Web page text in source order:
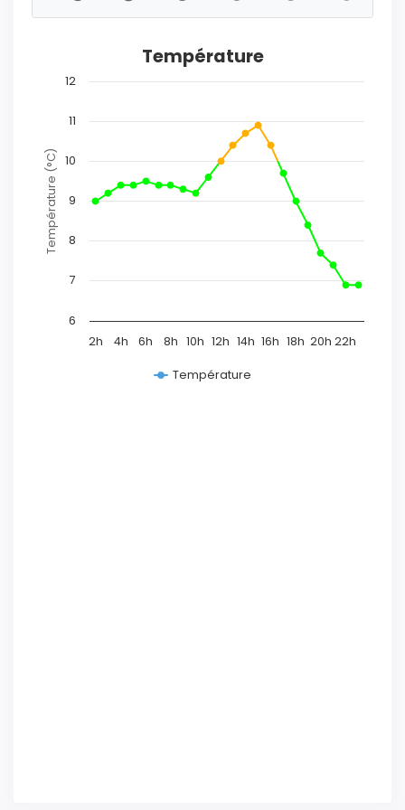
Température (°C)
Température
2h 4h 6h 8h 10h 12h 14h 16h 18h 20h 22h
6
7
8
9
10
11
12
Température